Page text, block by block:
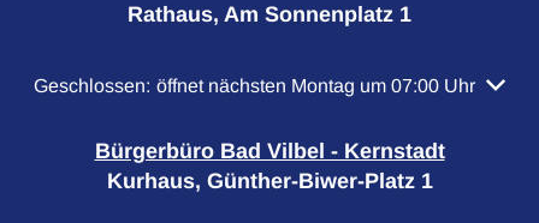
Rathaus, Am Sonnenplatz 1
Klicken, um weitere Öffnungs- oder Schließzeiten
Geschlossen: öffnet nächsten Montag um 07:00 Uhr
Bürgerbüro Bad Vilbel - Kernstadt
Kurhaus, Günther-Biwer-Platz 1